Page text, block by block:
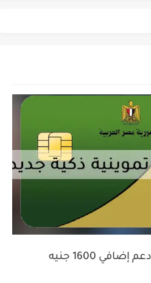
وزارة التموين تعلن عن دعم إضافي 1600 جنيه